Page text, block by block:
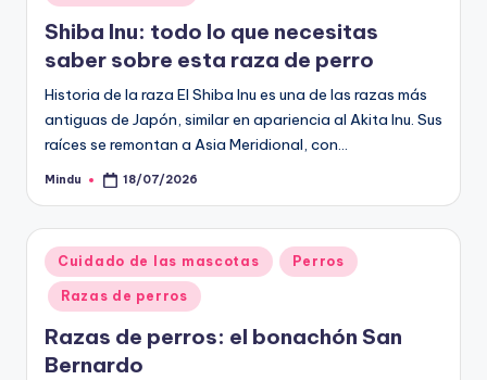
en
Shiba Inu: todo lo que necesitas
saber sobre esta raza de perro
Historia de la raza El Shiba Inu es una de las razas más
antiguas de Japón, similar en apariencia al Akita Inu. Sus
raíces se remontan a Asia Meridional, con…
Publicado
Mindu 18/07/2026
Publicado
en
Cuidado de las mascotas Perros
Razas de perros
Razas de perros: el bonachón San
Bernardo